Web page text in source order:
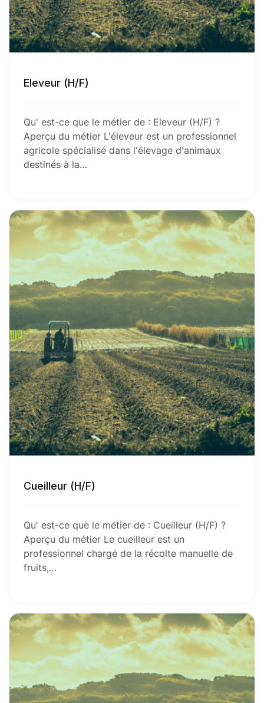
Eleveur (H/F)
Qu' est-ce que le métier de : Eleveur (H/F) ?
Aperçu du métier L'éleveur est un professionnel
agricole spécialisé dans l'élevage d'animaux
destinés à la…
Cueilleur (H/F)
Qu' est-ce que le métier de : Cueilleur (H/F) ?
Aperçu du métier Le cueilleur est un
professionnel chargé de la récolte manuelle de
fruits,…